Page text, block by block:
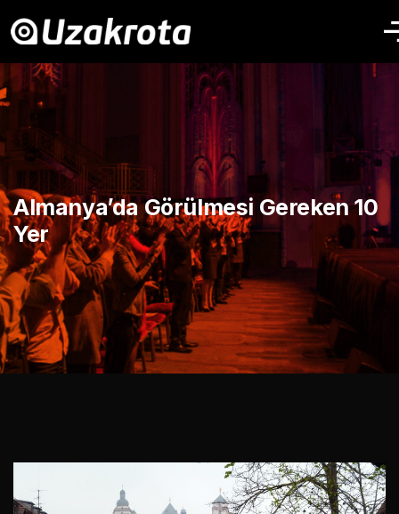
Almanya’da Görülmesi Gereken 10
Yer